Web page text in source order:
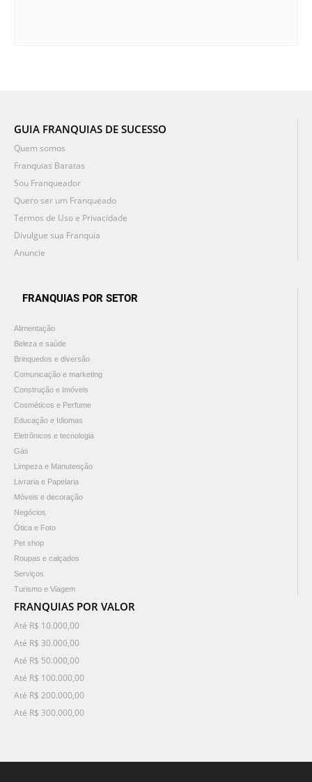
GUIA FRANQUIAS DE SUCESSO
Quem somos
Franquias Baratas
Sou Franqueador
Quero ser um Franqueado
Termos de Uso e Privacidade
Divulgue sua Franquia
Anuncie
FRANQUIAS POR SETOR
Alimentação
Beleza e saúde
Brinquedos e diversão
Comunicação e marketing
Construção e Imóveis
Cosméticos e Perfume
Educação e Idiomas
Eletrônicos e tecnologia
Gás
Limpeza e Manutenção
Livraria e Papelaria
Móveis e decoração
Negócios
Ótica e Foto
Pet shop
Roupas e calçados
Serviços
Turismo e Viagem
FRANQUIAS POR VALOR
Até R$ 10.000,00
Até R$ 30.000,00
Até R$ 50.000,00
Até R$ 100.000,00
Até R$ 200.000,00
Até R$ 300.000,00